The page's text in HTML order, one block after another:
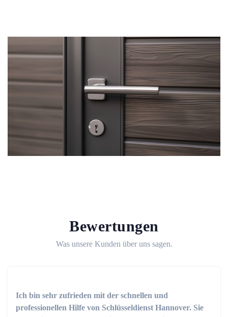
Bewertungen
Was unsere Kunden über uns sagen.
Ich bin sehr zufrieden mit der schnellen und
professionellen Hilfe von Schlüsseldienst Hannover. Sie